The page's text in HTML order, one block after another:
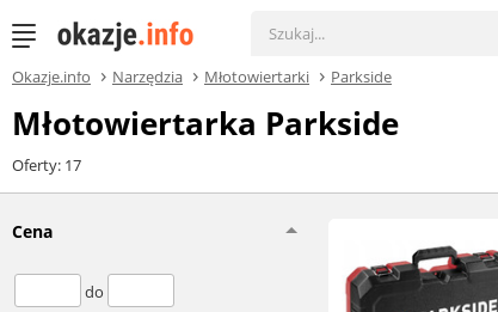
Okazje.info Narzędzia Młotowiertarki Parkside
Młotowiertarka Parkside
Oferty: 17
Cena
do